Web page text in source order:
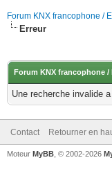
Forum KNX francophone /
Erreur
Forum KNX francophone /
Une recherche invalide
Contact Retourner en
Moteur MyBB , © 2002-2026